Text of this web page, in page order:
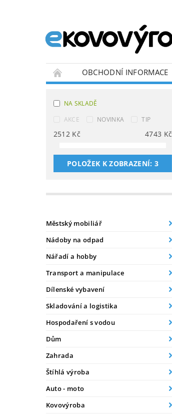
OBCHODNÍ INFORMACE
NA SKLADĚ
AKCE
NOVINKA TIP
2512 Kč 4743 Kč
POLOŽEK K ZOBRAZENÍ: 3
Městský mobiliář
Nádoby na odpad
Nářadí a hobby
Transport a manipulace
Dílenské vybavení
Skladování a logistika
Hospodaření s vodou
Dům
Zahrada
Štíhlá výroba
Auto - moto
Kovovýroba